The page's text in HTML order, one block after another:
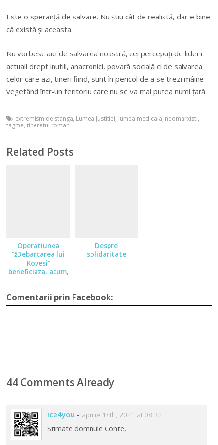
Este o speranță de salvare. Nu știu cât de realistă, dar e bine
că există și aceasta.
Nu vorbesc aici de salvarea noastră, cei percepuți de liderii
actuali drept inutili, anacronici, povară socială ci de salvarea
celor care azi, tineri fiind, sunt în pericol de a se trezi mâine
vegetând într-un teritoriu care nu se va mai putea numi țară.
extremism de stanga, Lumea Justitiei, lumea medicala, neomarxisti,
tagme,tineretul roman
Related Posts
Operatiunea
“žDebarcarea lui
Kovesi”
beneficiaza, acum,
Despre
solidaritate
Comentarii prin Facebook:
44 Comments Already
ice4you - aprilie 18th, 2021 at 08:32
Stimate domnule Conte,